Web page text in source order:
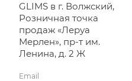
GLIMS в г. Волжский,
Розничная точка
продаж «Леруа
Мерлен», пр-т им.
Ленина, д. 2 Ж
Email